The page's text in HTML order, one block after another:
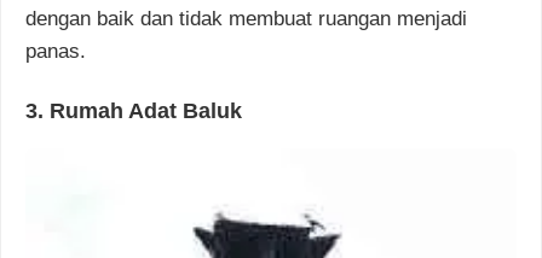
dengan baik dan tidak membuat ruangan menjadi
panas.
3. Rumah Adat Baluk